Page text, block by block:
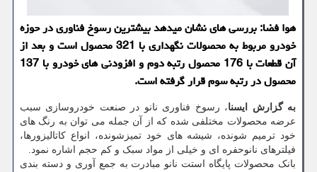
هوا فضا: بررسی های نشان میدهد بیشترین رسوخ فناوری در حوزه
خودرو مربوط به محصولات نگهداری با 321 محصول است و بعد از
آن قطعات با 176 محصول رتبه دوم و افزودنی های خودرو با 137
محصول در رتبه سوم قرار گرفته است.
به گزارش ایسنا، رسوخ فناوری نانو در صنعت خودروسازی سبب
عرضه محصولات مختلفی شده که از آن جمله می توان به رنگ های
خود ترمیم شونده، شیشه های خود تمیزشونده، انواع کاتالیزورها،
فیلترهای نانوحفره ای و خیلی از مواد سبک و کم حجم اشاره نمود.
بانک محصولات پایگاه استت نانو مبادرت به جمع آوری و دسته بندی